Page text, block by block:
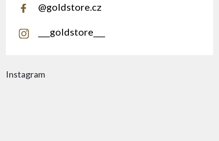
Instagram
@goldstore.cz
___goldstore___